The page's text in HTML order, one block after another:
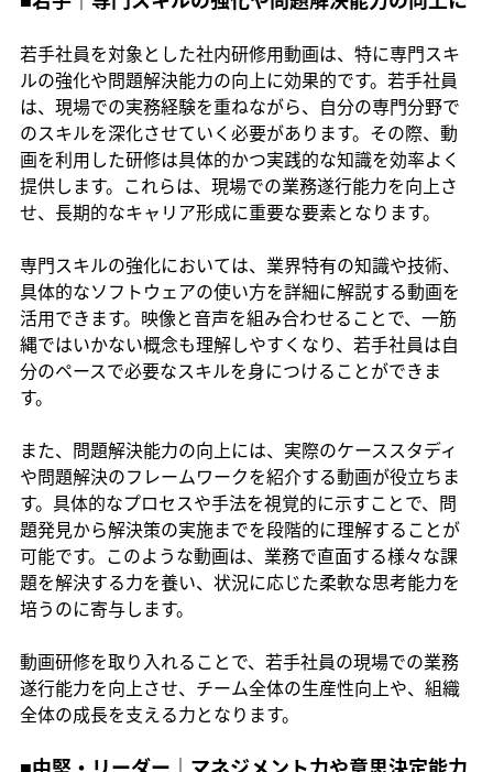
若手社員を対象とした社内研修用動画は、特に専門スキ
ルの強化や問題解決能力の向上に効果的です。若手社員
は、現場での実務経験を重ねながら、自分の専門分野で
のスキルを深化させていく必要があります。その際、動
画を利用した研修は具体的かつ実践的な知識を効率よく
提供します。これらは、現場での業務遂行能力を向上さ
せ、長期的なキャリア形成に重要な要素となります。
専門スキルの強化においては、業界特有の知識や技術、
具体的なソフトウェアの使い方を詳細に解説する動画を
活用できます。映像と音声を組み合わせることで、一筋
縄ではいかない概念も理解しやすくなり、若手社員は自
分のペースで必要なスキルを身につけることができま
す。
また、問題解決能力の向上には、実際のケーススタディ
や問題解決のフレームワークを紹介する動画が役立ちま
す。具体的なプロセスや手法を視覚的に示すことで、問
題発見から解決策の実施までを段階的に理解することが
可能です。このような動画は、業務で直面する様々な課
題を解決する力を養い、状況に応じた柔軟な思考能力を
培うのに寄与します。
動画研修を取り入れることで、若手社員の現場での業務
遂行能力を向上させ、チーム全体の生産性向上や、組織
全体の成長を支える力となります。